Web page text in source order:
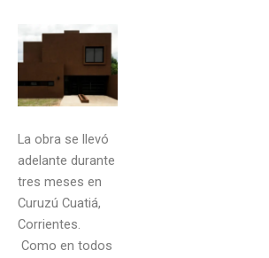
La obra se llevó
adelante durante
tres meses en
Curuzú Cuatiá,
Corrientes.
Como en todos